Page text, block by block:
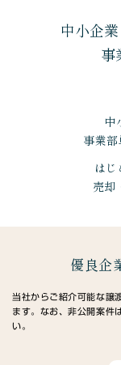
中小企
事
中
事業
は
売却
優良企
当社からご紹介可能な譲
ます。なお、非公開案件
い。